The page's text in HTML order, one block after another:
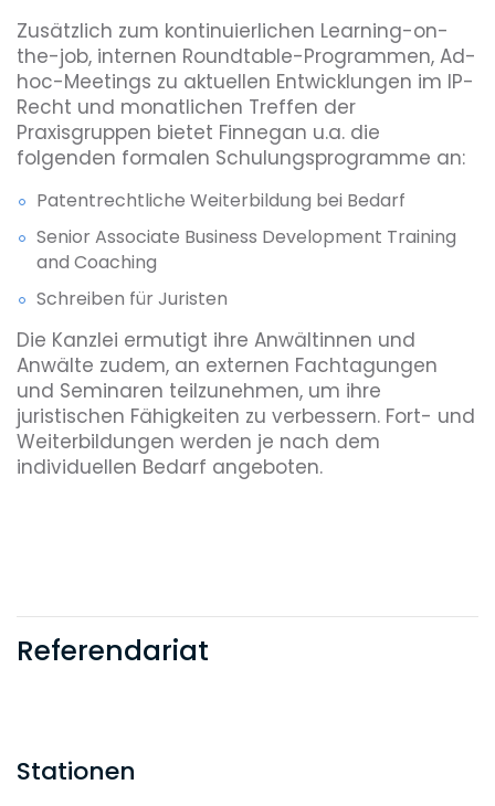
Zusätzlich zum kontinuierlichen Learning-on-
the-job, internen Roundtable-Programmen, Ad-
hoc-Meetings zu aktuellen Entwicklungen im IP-
Recht und monatlichen Treffen der
Praxisgruppen bietet Finnegan u.a. die
folgenden formalen Schulungsprogramme an:
Patentrechtliche Weiterbildung bei Bedarf
Senior Associate Business Development Training
and Coaching
Schreiben für Juristen
Die Kanzlei ermutigt ihre Anwältinnen und
Anwälte zudem, an externen Fachtagungen
und Seminaren teilzunehmen, um ihre
juristischen Fähigkeiten zu verbessern. Fort- und
Weiterbildungen werden je nach dem
individuellen Bedarf angeboten.
Referendariat
Stationen